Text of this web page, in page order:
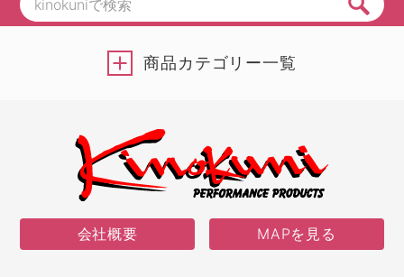
商品カテゴリー一覧
会社概要 MAPを見る